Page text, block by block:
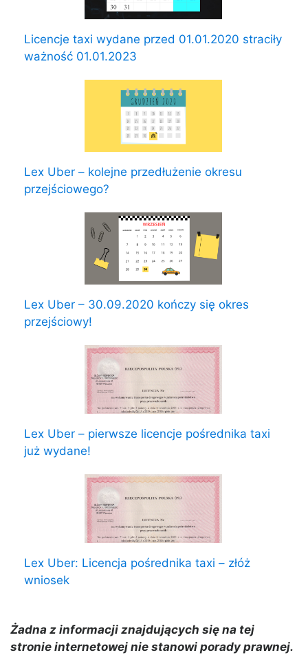
Licencje taxi wydane przed 01.01.2020 straciły
ważność 01.01.2023
Lex Uber – kolejne przedłużenie okresu
przejściowego?
Lex Uber – 30.09.2020 kończy się okres
przejściowy!
Lex Uber – pierwsze licencje pośrednika taxi
już wydane!
Lex Uber: Licencja pośrednika taxi – złóż
wniosek
Żadna z informacji znajdujących się na tej
stronie internetowej nie stanowi porady prawnej.